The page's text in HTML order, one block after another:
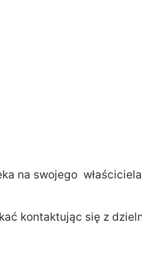
na swojego
kontaktując się z